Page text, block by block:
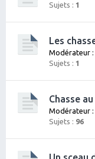
Sujets : 1
Les
Modérateur :
Sujets : 1
Chasse
Modérateur :
Sujets : 96